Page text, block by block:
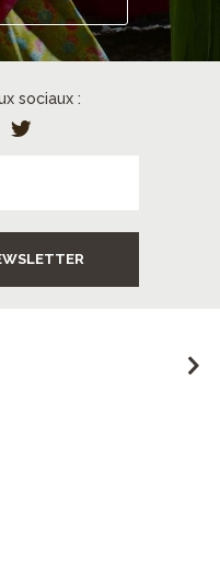
sociaux :